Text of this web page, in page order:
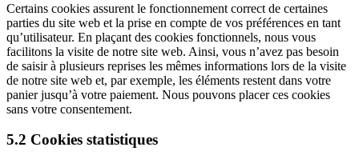
Certains cookies assurent le fonctionnement correct de certaines
parties du site web et la prise en compte de vos préférences en tant
qu’utilisateur. En plaçant des cookies fonctionnels, nous vous
facilitons la visite de notre site web. Ainsi, vous n’avez pas besoin
de saisir à plusieurs reprises les mêmes informations lors de la visite
de notre site web et, par exemple, les éléments restent dans votre
panier jusqu’à votre paiement. Nous pouvons placer ces cookies
sans votre consentement.
5.2 Cookies statistiques